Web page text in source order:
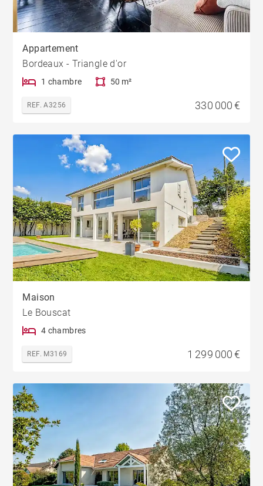
Appartement
Bordeaux - Triangle d'or
1 chambre 50 m²
REF. A3256 330 000 €
Maison
Le Bouscat
4 chambres
REF. M3169 1 299 000 €